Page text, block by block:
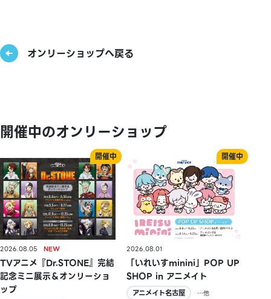
オンリーショップへ戻る
開催中のオンリーショップ
2026.08.05
TVアニメ『Dr.STONE』完結
記念ミニ展示＆オンリーショ
ップ
2026.08.01
「いれいすminini」POP UP
SHOP in アニメイト
アニメイト名古屋
…他